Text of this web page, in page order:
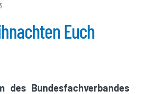
Euch
des Bundesfachverbandes